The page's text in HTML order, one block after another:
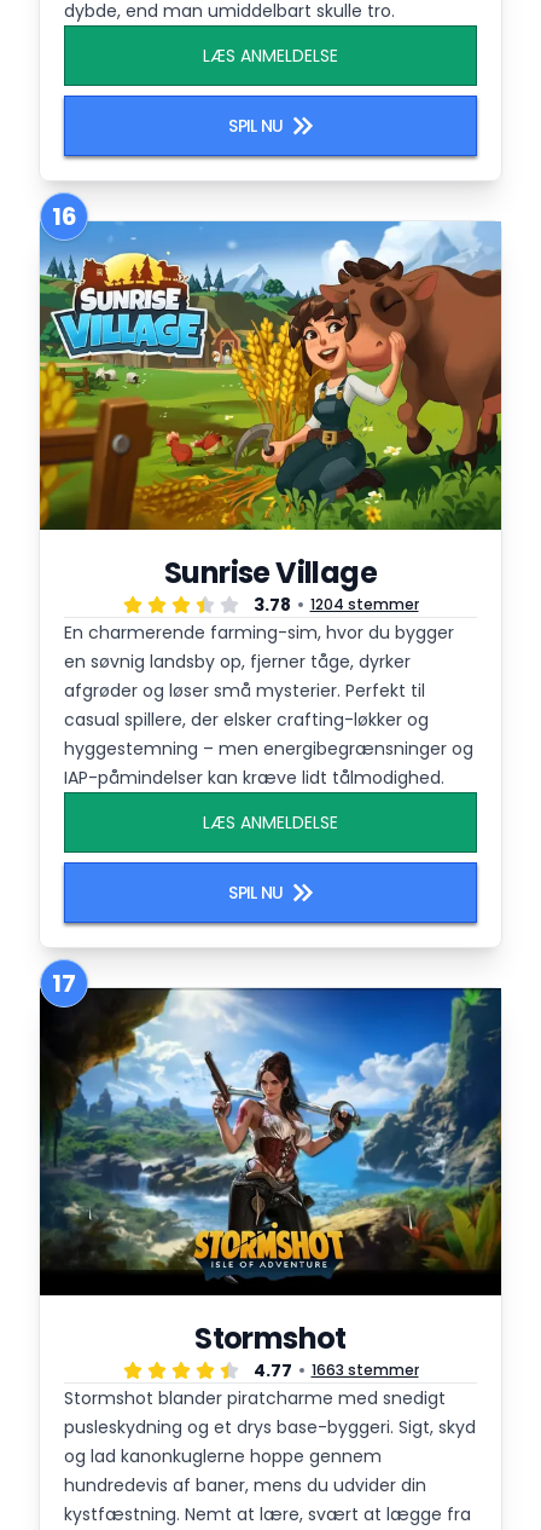
dybde, end man umiddelbart skulle tro.
LÆS ANMELDELSE
SPIL NU
16
Sunrise Village
3.78 1204 stemmer
En charmerende farming-sim, hvor du bygger
en søvnig landsby op, fjerner tåge, dyrker
afgrøder og løser små mysterier. Perfekt til
casual spillere, der elsker crafting-løkker og
hyggestemning – men energibegrænsninger og
IAP-påmindelser kan kræve lidt tålmodighed.
LÆS ANMELDELSE
SPIL NU
17
Stormshot
4.77 1663 stemmer
Stormshot blander piratcharme med snedigt
pusleskydning og et drys base-byggeri. Sigt, skyd
og lad kanonkuglerne hoppe gennem
hundredevis af baner, mens du udvider din
kystfæstning. Nemt at lære, svært at lægge fra